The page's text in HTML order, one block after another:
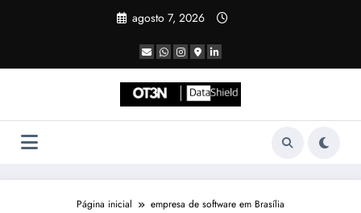
agosto 7, 2026
Página inicial empresa de software em Brasília